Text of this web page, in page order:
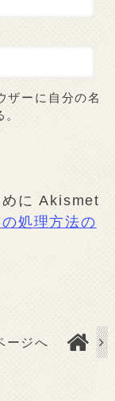
ザーに自分の名
めに Akismet
処理方法の
ージへ